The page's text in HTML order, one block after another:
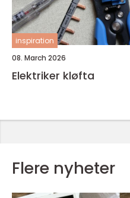
inspiration
08. March 2026
Elektriker kløfta
Flere nyheter